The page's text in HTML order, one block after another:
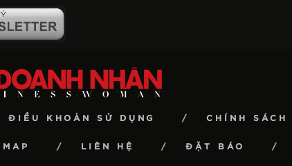
ĐIỀU KHOẢN SỬ DỤNG CHÍNH SÁCH
LIÊN HỆ ĐẶT BÁO